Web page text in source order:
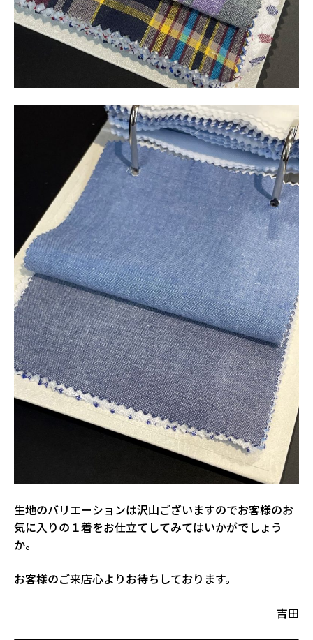
生地のバリエーションは沢山ございますのでお客様のお
気に入りの１着をお仕立てしてみてはいかがでしょう
か。
お客様のご来店心よりお待ちしております。
吉田